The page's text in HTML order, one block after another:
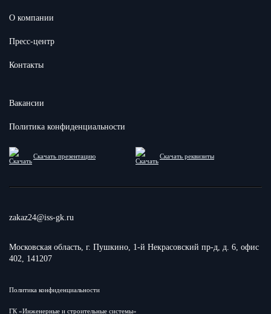
О компании
Пресс-центр
Контакты
Вакансии
Политика конфиденциальности
Скачать презентацию Скачать реквизиты
zakaz24@iss-gk.ru
Московская область, г. Пушкино, 1-й Некрасовский пр-д, д. 6, офис
402, 141207
Политика конфиденциальности
ГК «Инженерные и строительные системы»